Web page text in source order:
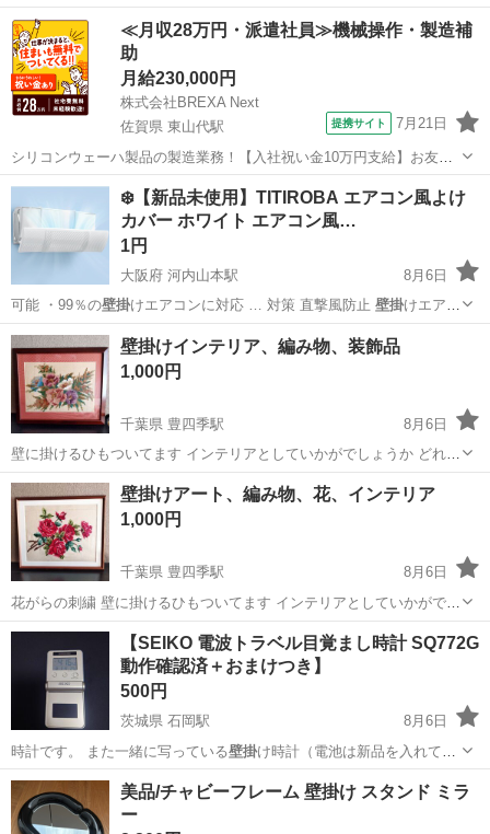
三重 桑名市 星川駅 おもちゃ サーキュレーター
≪月収28万円・派遣社員≫機械操作・製造補
助
月給230,000円
株式会社BREXA Next
佐賀県 東山代駅
提携サイト 7月21日
シリコンウェーハ製品の製造業務！【入社祝い金10万円支給】お友達
やカップルとの応募OK◎年間休日129日＆休出なしでプライベート充
実♪業務はクリーンルームで快適作業◎自社正社員登用制度あり★1食
300円～の格安食堂あり！《佐...
佐賀 伊万里市 東山代駅 その他
❄️【新品未使用】TITIROBA エアコン風よけ
カバー ホワイト エアコン風…
1円
大阪府 河内山本駅
8月6日
可能 ・99％の壁掛けエアコンに対応 … 対策 直撃風防止 壁掛けエアコ
ン 伸縮式…
大阪 八尾市 河内山本駅 季節、空調家電
壁掛けインテリア、編み物、装飾品
1,000円
千葉県 豊四季駅
8月6日
壁に掛けるひもついてます インテリアとしていかがでしょうか どれか
もう一枚オマケします
千葉 柏市 豊四季駅 インテリア雑貨/小物 インテリア
壁掛けアート、編み物、花、インテリア
1,000円
千葉県 豊四季駅
8月6日
花がらの刺繍 壁に掛けるひもついてます インテリアとしていかがでし
ょうか もう一枚どれかオマケします
千葉 柏市 インテリア雑貨/小物 インテリア
【SEIKO 電波トラベル目覚まし時計 SQ772G
動作確認済＋おまけつき】
500円
茨城県 石岡駅
8月6日
時計です。 また一緒に写っている壁掛け時計（電池は新品を入れてお
りますが、…
茨城 石岡市 石岡駅 その他 SEIKO
美品/チャビーフレーム 壁掛け スタンド ミラ
ー